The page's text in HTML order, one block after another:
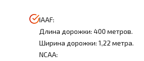
IAAF:
Длина дорожки: 400 метров.
Ширина дорожки: 1,22 метра.
NCAA: